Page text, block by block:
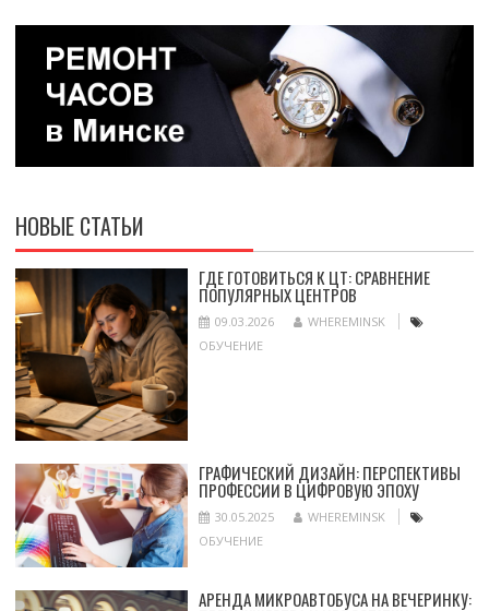
НОВЫЕ СТАТЬИ
ГДЕ ГОТОВИТЬСЯ К ЦТ: СРАВНЕНИЕ
ПОПУЛЯРНЫХ ЦЕНТРОВ
09.03.2026
WHEREMINSK
ОБУЧЕНИЕ
ГРАФИЧЕСКИЙ ДИЗАЙН: ПЕРСПЕКТИВЫ
ПРОФЕССИИ В ЦИФРОВУЮ ЭПОХУ
30.05.2025
WHEREMINSK
ОБУЧЕНИЕ
АРЕНДА МИКРОАВТОБУСА НА ВЕЧЕРИНКУ: